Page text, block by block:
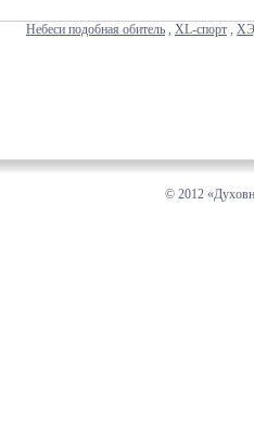
Небеси подобная обитель , XL-спорт ,
© 2012